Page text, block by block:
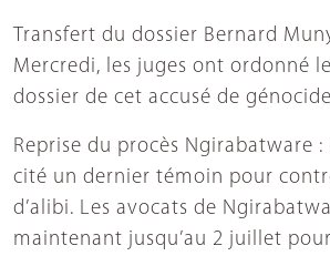
Transfert du dossier Bernard
Mercredi, les juges ont ordonné
dossier de cet accusé de
Reprise du procès Ngirabatware :
cité un dernier témoin pour
d’alibi. Les avocats de
maintenant jusqu’au 2 juillet